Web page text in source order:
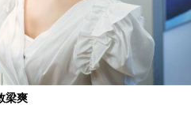
梁爽